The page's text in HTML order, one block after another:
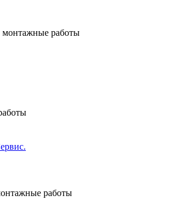
работы
работы